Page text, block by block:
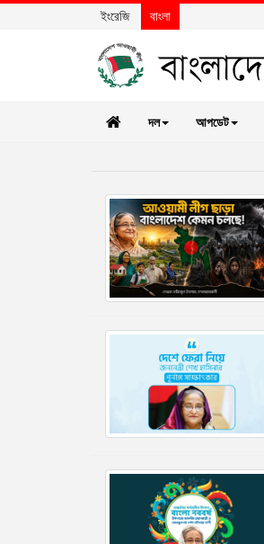
ইংরেজি বাংলা
দল আপডেট